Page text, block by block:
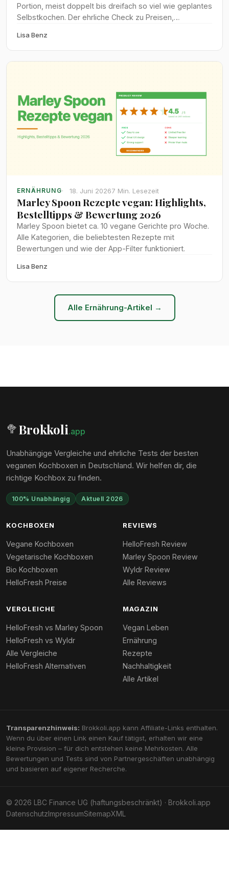
Portion, meist doppelt bis dreifach so viel wie geplantes
Selbstkochen. Der ehrliche Check zu Preisen,
HelloFresh, Wyldr, Marley Spoon und Tischline.
Lisa Benz
ERNÄHRUNG 18. Juni 20267 Min. Lesezeit
Marley Spoon Rezepte vegan: Highlights,
Bestelltipps & Bewertung 2026
Marley Spoon bietet ca. 10 vegane Gerichte pro Woche.
Alle Kategorien, die beliebtesten Rezepte mit
Bewertungen und wie der App-Filter funktioniert.
Lisa Benz
Alle Ernährung-Artikel →
🥦Brokkoli.app
Unabhängige Vergleiche und ehrliche Tests der besten
veganen Kochboxen in Deutschland. Wir helfen dir, die
richtige Kochbox zu finden.
100% Unabhängig Aktuell 2026
KOCHBOXEN
Vegane Kochboxen
Vegetarische Kochboxen
Bio Kochboxen
HelloFresh Preise
REVIEWS
HelloFresh Review
Marley Spoon Review
Wyldr Review
Alle Reviews
VERGLEICHE
HelloFresh vs Marley Spoon
HelloFresh vs Wyldr
Alle Vergleiche
HelloFresh Alternativen
MAGAZIN
Vegan Leben
Ernährung
Rezepte
Nachhaltigkeit
Alle Artikel
Transparenzhinweis: Brokkoli.app kann Affiliate-Links enthalten.
Wenn du über einen Link einen Kauf tätigst, erhalten wir eine
kleine Provision – für dich entstehen keine Mehrkosten. Alle
Bewertungen und Tests sind von Partnergeschäften unabhängig
und basieren auf eigener Recherche.
© 2026 LBC Finance UG (haftungsbeschränkt) · Brokkoli.app
DatenschutzImpressumSitemapXML